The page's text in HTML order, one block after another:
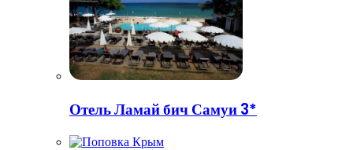
Отель Ламай бич Самуи 3*